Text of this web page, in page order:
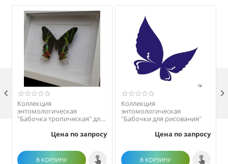
Коллекция
энтомологическая
"Бабочка тропическая" для
Цена по запросу
В КОРЗИНУ
Коллекция
энтомологическая
"Бабочки для рисования"
Цена по запросу
В КОРЗИНУ
 